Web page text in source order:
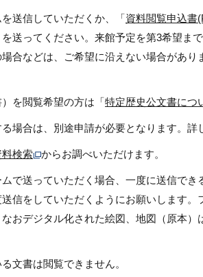
送信していただくか、「資料閲覧申込書
送ってください。来館予定を第3希望まで
合などは、ご希望に沿えない場合があり
を閲覧希望の方は「特定歴史公文書につ
場合は、別途申請が必要となります。詳
検索 からお調べいただけます。
で送っていただく場合、一度に送信でき
信をしていただくようにお願いします。
おデジタル化された絵図、地図（原本
文書は閲覧できません。